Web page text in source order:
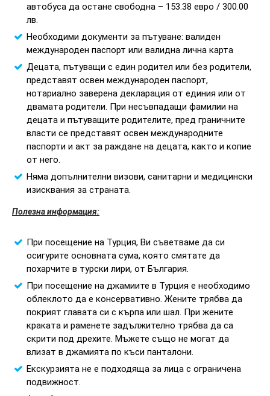
автобуса да остане свободна – 153.38 евро / 300.00
лв.
Необходими документи за пътуване: валиден
международен паспорт или валидна лична карта
Децата, пътуващи с един родител или без родители,
представят освен международен паспорт,
нотариално заверена декларация от единия или от
двамата родители. При несъвпадащи фамилии на
децата и пътуващите родителите, пред граничните
власти се представят освен международните
паспорти и акт за раждане на децата, както и копие
от него.
Няма допълнителни визови, санитарни и медицински
изисквания за страната.
Полезна информация:
При посещение на Турция, Ви съветваме да си
осигурите основната сума, която смятате да
похарчите в турски лири, от България.
При посещение на джамиите в Турция е необходимо
облеклото да е консервативно. Жените трябва да
покрият главата си с кърпа или шал. При жените
краката и раменете задължително трябва да са
скрити под дрехите. Мъжете също не могат да
влизат в джамията по къси панталони.
Екскурзията не е подходяща за лица с ограничена
подвижност.